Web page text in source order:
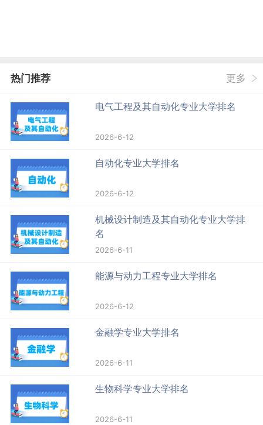
热门推荐 更多
电气工程及其自动化专业大学排名
2026-6-12
自动化专业大学排名
2026-6-12
机械设计制造及其自动化专业大学排
名
2026-6-11
能源与动力工程专业大学排名
2026-6-12
金融学专业大学排名
2026-6-11
生物科学专业大学排名
2026-6-11